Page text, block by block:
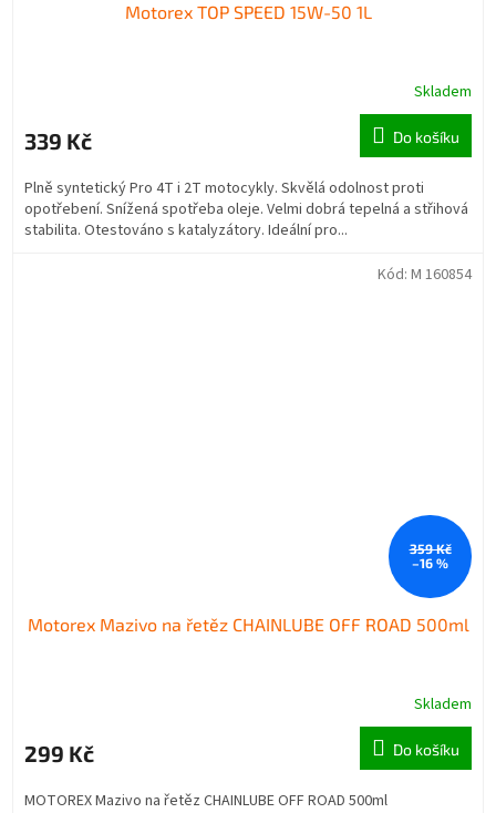
Motorex TOP SPEED 15W-50 1L
Skladem
339 Kč Do košíku
Plně syntetický Pro 4T i 2T motocykly. Skvělá odolnost proti
opotřebení. Snížená spotřeba oleje. Velmi dobrá tepelná a střihová
stabilita. Otestováno s katalyzátory. Ideální pro...
359 Kč
–16 %
Motorex Mazivo na řetěz CHAINLUBE OFF ROAD 500ml
Skladem
299 Kč Do košíku
MOTOREX Mazivo na řetěz CHAINLUBE OFF ROAD 500ml
Kód: M 160854